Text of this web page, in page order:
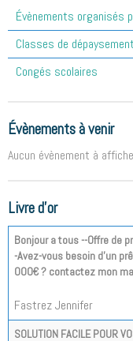
Évènements organisés
Classes de
Congés scolaires
Évènements à venir
Aucun évènement à
Livre d'or
Bonjour a tous --Offre de
-Avez-vous besoin d'un
000€ ? contactez mon
Fastrez Jennifer
SOLUTION FACILE POUR